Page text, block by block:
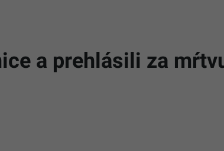
a prehlásili za